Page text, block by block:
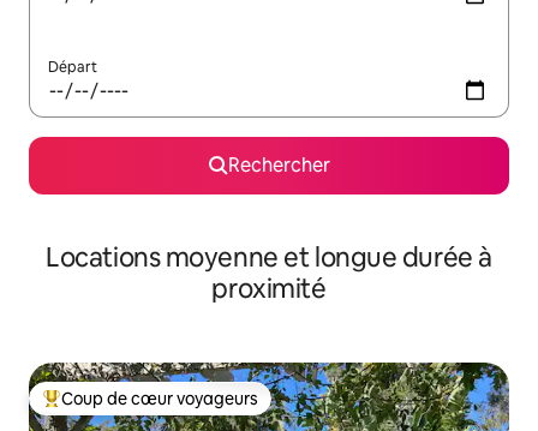
Départ
Rechercher
Locations moyenne et longue durée à
proximité
Coups de cœur voyageurs les plus appréciés
Coup de cœur voyageurs